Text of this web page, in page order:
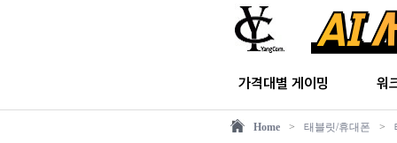
가격대별 게이밍 워
Home > 태블릿/휴대폰 >